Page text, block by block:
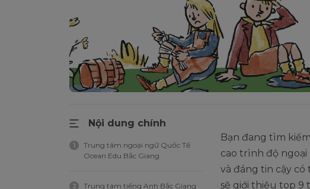
Nội dung chính
1
Trung tâm ngoại ngữ Quốc Tế
Ocean Edu Bắc Giang
2
Trung tâm tiếng Anh Bắc Giang
Bạn đang tìm
cao trình độ ngoại
và đáng tin cậy có
sẽ giới thiệu top 9